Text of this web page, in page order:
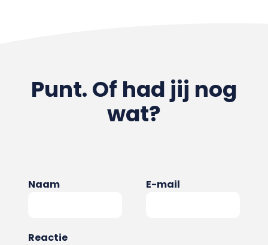
Punt. Of had jij nog
wat?
Naam E-mail
Reactie